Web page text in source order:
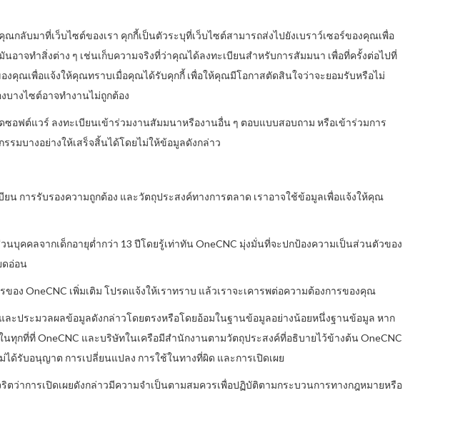
ลับมาที่เว็บไซต์ของเรา คุกกี้เป็นตัวระบุที่เว็บไซต์สามารถส่งไปยังเบราว์เซอร์ของคุณเพื่อ
อาจทำสิ่งต่าง ๆ เช่นเก็บความจริงที่ว่าคุณได้ลงทะเบียนสำหรับการสัมมนา เพื่อที่ครั้งต่อไปที่
คุณเพื่อแจ้งให้คุณทราบเมื่อคุณได้รับคุกกี้ เพื่อให้คุณมีโอกาสตัดสินใจว่าจะยอมรับหรือไม่
างไซต์อาจทำงานไม่ถูกต้อง
ฟต์แวร์ ลงทะเบียนเข้าร่วมงานสัมมนาหรืองานอื่น ๆ ตอบแบบสอบถาม หรือเข้าร่วมการ
รมบางอย่างให้เสร็จสิ้นได้โดยไม่ให้ข้อมูลดังกล่าว
การรับรองความถูกต้อง และวัตถุประสงค์ทางการตลาด เราอาจใช้ข้อมูลเพื่อแจ้งให้คุณ
บุคคลจากเด็กอายุต่ำกว่า 13 ปีโดยรู้เท่าทัน OneCNC มุ่งมั่นที่จะปกป้องความเป็นส่วนตัวของ
ดอ่อน
OneCNC เพิ่มเติม โปรดแจ้งให้เราทราบ แล้วเราจะเคารพต่อความต้องการของคุณ
ะประมวลผลข้อมูลดังกล่าวโดยตรงหรือโดยอ้อมในฐานข้อมูลอย่างน้อยหนึ่งฐานข้อมูล หาก
กที่ที่ OneCNC และบริษัทในเครือมีสำนักงานตามวัตถุประสงค์ที่อธิบายไว้ข้างต้น OneCNC
ด้รับอนุญาต การเปลี่ยนแปลง การใช้ในทางที่ผิด และการเปิดเผย
ว่าการเปิดเผยดังกล่าวมีความจำเป็นตามสมควรเพื่อปฏิบัติตามกระบวนการทางกฎหมายหรือ